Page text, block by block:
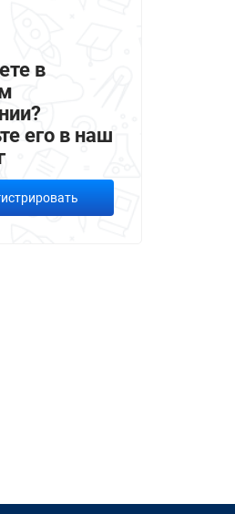
в
его в наш